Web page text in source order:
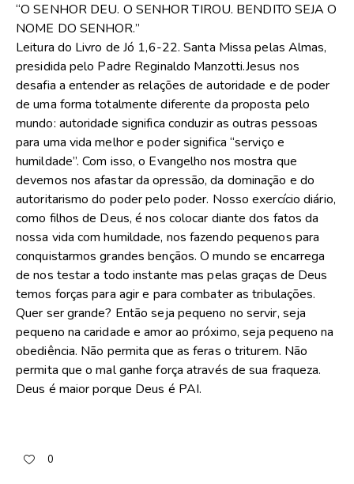
“O SENHOR DEU. O SENHOR TIROU. BENDITO SEJA O
NOME DO SENHOR.”
Leitura do Livro de Jó 1,6-22. Santa Missa pelas Almas,
presidida pelo Padre Reginaldo Manzotti.Jesus nos
desafia a entender as relações de autoridade e de poder
de uma forma totalmente diferente da proposta pelo
mundo: autoridade significa conduzir as outras pessoas
para uma vida melhor e poder significa “serviço e
humildade”. Com isso, o Evangelho nos mostra que
devemos nos afastar da opressão, da dominação e do
autoritarismo do poder pelo poder. Nosso exercício diário,
como filhos de Deus, é nos colocar diante dos fatos da
nossa vida com humildade, nos fazendo pequenos para
conquistarmos grandes bençãos. O mundo se encarrega
de nos testar a todo instante mas pelas graças de Deus
temos forças para agir e para combater as tribulações.
Quer ser grande? Então seja pequeno no servir, seja
pequeno na caridade e amor ao próximo, seja pequeno na
obediência. Não permita que as feras o triturem. Não
permita que o mal ganhe força através de sua fraqueza.
Deus é maior porque Deus é PAI.
0